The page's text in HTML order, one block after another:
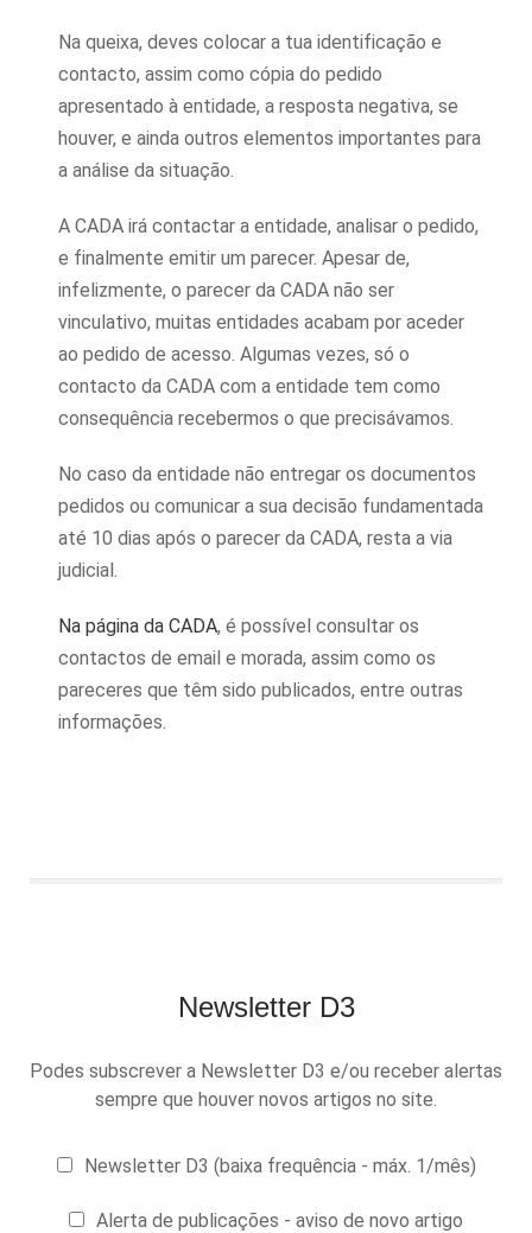
Na queixa, deves colocar a tua identificação e
contacto, assim como cópia do pedido
apresentado à entidade, a resposta negativa, se
houver, e ainda outros elementos importantes para
a análise da situação.
A CADA irá contactar a entidade, analisar o pedido,
e finalmente emitir um parecer. Apesar de,
infelizmente, o parecer da CADA não ser
vinculativo, muitas entidades acabam por aceder
ao pedido de acesso. Algumas vezes, só o
contacto da CADA com a entidade tem como
consequência recebermos o que precisávamos.
No caso da entidade não entregar os documentos
pedidos ou comunicar a sua decisão fundamentada
até 10 dias após o parecer da CADA, resta a via
judicial.
Na página da CADA, é possível consultar os
contactos de email e morada, assim como os
pareceres que têm sido publicados, entre outras
informações.
Newsletter D3
Podes subscrever a Newsletter D3 e/ou receber alertas
sempre que houver novos artigos no site.
Newsletter D3 (baixa frequência - máx. 1/mês)
Alerta de publicações - aviso de novo artigo